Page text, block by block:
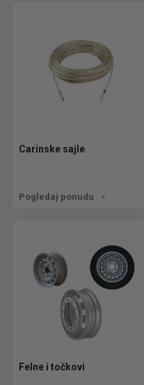
Carinske sajle
Pogledaj ponudu
Felne i točkovi